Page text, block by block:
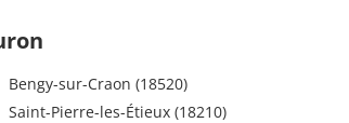
Bengy-sur-Craon (18520)
Saint-Pierre-les-Étieux (18210)